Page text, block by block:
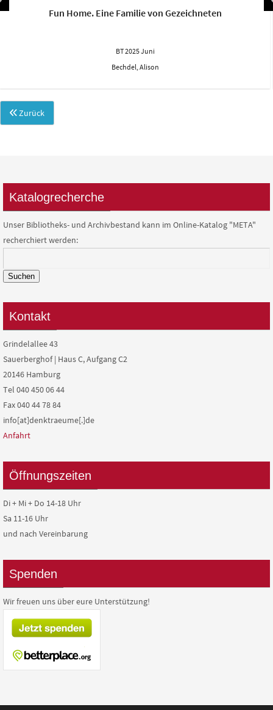
Fun Home. Eine Familie von Gezeichneten
BT 2025 Juni
Bechdel, Alison
Zurück
Katalogrecherche
Unser Bibliotheks- und Archivbestand kann im Online-Katalog "META"
recherchiert werden:
Suchen
Kontakt
Grindelallee 43
Sauerberghof | Haus C, Aufgang C2
20146 Hamburg
Tel 040 450 06 44
Fax 040 44 78 84
info[at]denktraeume[.]de
Anfahrt
Öffnungszeiten
Di + Mi + Do 14-18 Uhr
Sa 11-16 Uhr
und nach Vereinbarung
Spenden
Wir freuen uns über eure Unterstützung!